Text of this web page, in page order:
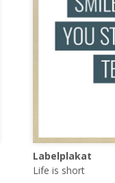
Labelplakat
Life is short